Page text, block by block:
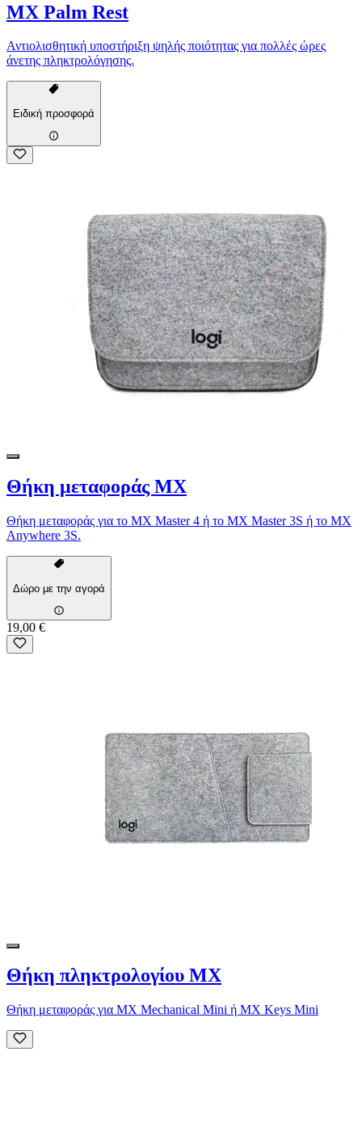
MX Palm Rest
Αντιολισθητική υποστήριξη ψηλής ποιότητας για πολλές ώρες
άνετης πληκτρολόγησης.
Ειδική προσφορά
Θήκη μεταφοράς MX
Θήκη μεταφοράς για το MX Master 4 ή το MX Master 3S ή το MX
Anywhere 3S.
Δώρο με την αγορά
19,00 €
Θήκη πληκτρολογίου MX
Θήκη μεταφοράς για MX Mechanical Mini ή MX Keys Mini